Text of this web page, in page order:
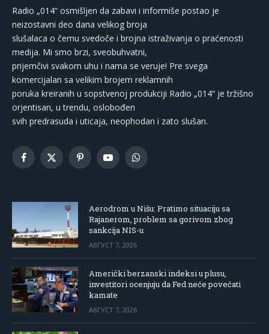
Radio „014“ osmišljen da zabavi i informiše postao je
neizostavni deo dana velikog broja
slušalaca o čemu svedoče i brojna istraživanja o praćenosti
medija. Mi smo brzi, sveobuhvatni,
prijemčivi svakom uhu i nama se veruje! Pre svega
komercijalan sa velikim brojem reklamnih
poruka kreiranih u sopstvenoj produkciji Radio „014“ je tržišno
orjentisan, u trendu, oslobođen
svih predrasuda i uticaja, neophodan i zato slušan.
Facebook
X
PinterestYouTubeWhatsApp
Aerodrom u Nišu: Pratimo situaciju sa
Rajanerom, problem sa gorivom zbog
sankcija NIS-u
АВГУСТ 7, 2026
Američki berzanski indeksi u plusu,
investitori ocenjuju da Fed neće povećati
kamate
АВГУСТ 7, 2026